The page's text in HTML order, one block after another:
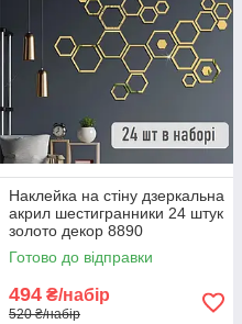
Наклейка на стіну дзеркальна
акрил шестигранники 24 штук
золото декор 8890
Готово до відправки
494 ₴/набір
520 ₴/набір